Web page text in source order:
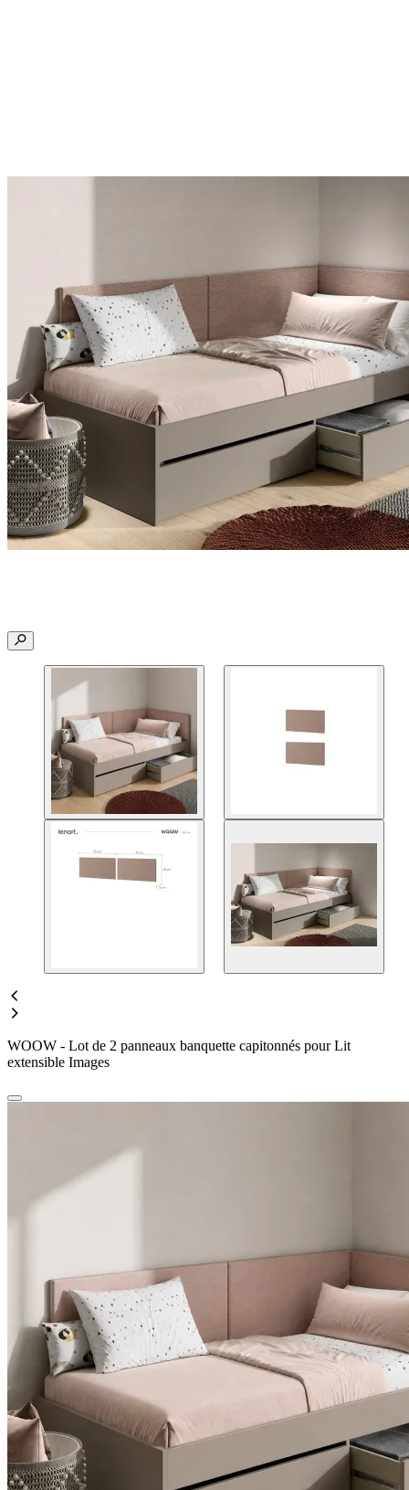
WOOW - Lot de 2 panneaux banquette capitonnés pour Lit
extensible Images